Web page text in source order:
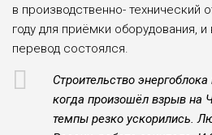
в производственно- технический
году для приёмки оборудования,
перевод состоялся.
Строительство
когда произошёл взрыв на
темпы резко ускорились.